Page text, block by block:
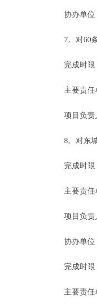
协办单位：
7。对60条
完成时限
主要责任单
项目负责人
8。对东城
完成时限
主要责任
项目负责
协办单位：
完成时限
主要责任